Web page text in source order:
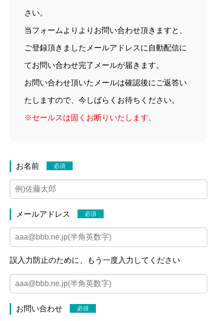
さい。
当フォームよりよりお問い合わせ頂きますと、
ご登録頂きましたメールアドレスに自動配信に
てお問い合わせ完了メールが届きます。
お問い合わせ頂いたメールは確認後にご返答い
たしますので、今しばらくお待ちください。
※セールスは固くお断りいたします。
お名前 必須
メールアドレス 必須
誤入力防止のために、もう一度入力してください
お問い合わせ 必須